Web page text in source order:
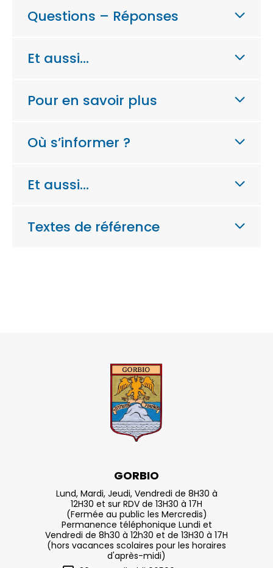
Questions – Réponses
Et aussi…
Pour en savoir plus
Où s’informer ?
Et aussi…
Textes de référence
GORBIO
Lund, Mardi, Jeudi, Vendredi de 8H30 à
12H30 et sur RDV de 13H30 à 17H
(Fermée au public les Mercredis)
Permanence téléphonique Lundi et
Vendredi de 8h30 à 12h30 et de 13H30 à 17H
(hors vacances scolaires pour les horaires
d'après-midi)